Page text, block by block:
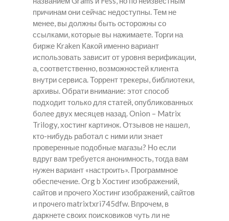
причинам они сейчас недоступны. Тем не
менее, вы должны быть осторожны со
ссылками, которые вы нажимаете. Торги на
бирже Kraken Какой именно вариант
использовать зависит от уровня верификации,
а, соответственно, возможностей клиента
внутри сервиса. Торрент трекеры, библиотеки,
архивы. Обрати внимание: этот способ
подходит только для статей, опубликованных
более двух месяцев назад. Onion – Matrix
Trilogy, хостинг картинок. Отзывов не нашел,
кто-нибудь работал с ними или знает
проверенные подобные магазы? Но если
вдруг вам требуется анонимность, тогда вам
нужен вариант «настроить». Программное
обеспечение. Org b Хостинг изображений,
сайтов и прочего Хостинг изображений, сайтов
и прочего matrixtxri745dfw. Впрочем, в
даркнете своих поисковиков чуть ли не